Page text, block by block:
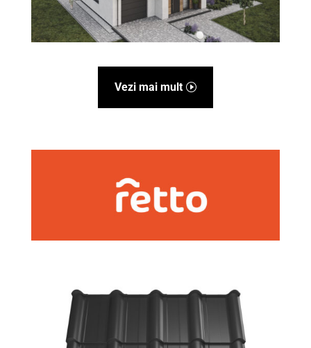
Vezi mai mult